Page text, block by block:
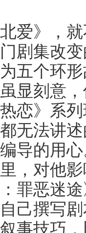
》，就
剧集改
五个环
显刻意
恋》系
无法讲
导的用
，对他
罪恶迷
己撰写
事技巧